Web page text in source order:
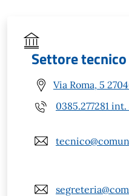
Settore tecnico
Via Roma, 5
0385.277281 int.